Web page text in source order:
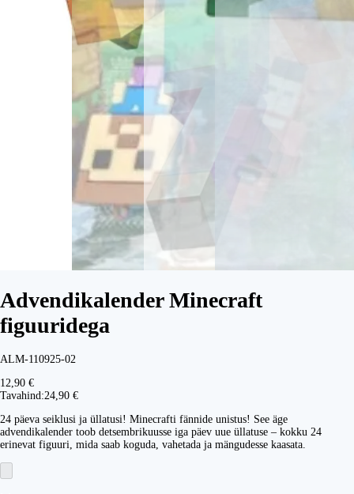
Advendikalender Minecraft
figuuridega
ALM-110925-02
12,90 €
Tavahind:24,90 €
24 päeva seiklusi ja üllatusi! Minecrafti fännide unistus! See äge
advendikalender toob detsembrikuusse iga päev uue üllatuse – kokku 24
erinevat figuuri, mida saab koguda, vahetada ja mängudesse kaasata.